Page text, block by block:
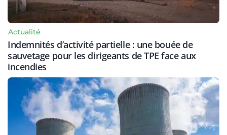
Actualité
Indemnités d’activité partielle : une bouée de
sauvetage pour les dirigeants de TPE face aux
incendies